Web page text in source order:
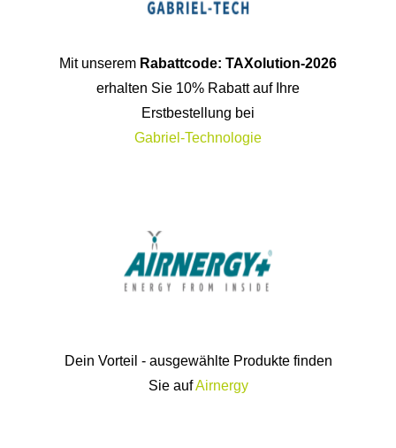
Mit unserem Rabattcode: TAXolution-2026
erhalten Sie 10% Rabatt auf Ihre
Erstbestellung bei
Gabriel-Technologie
Dein Vorteil - ausgewählte Produkte finden
Sie aufAirnergy